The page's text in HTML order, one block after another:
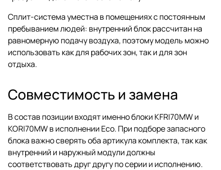
Сплит-система уместна в помещениях с постоянным
пребыванием людей: внутренний блок рассчитан на
равномерную подачу воздуха, поэтому модель можно
использовать как для рабочих зон, так и для зон
отдыха.
Совместимость и замена
В состав позиции входят именно блоки KFRI70MW и
KORI70MW в исполнении Eco. При подборе запасного
блока важно сверять оба артикула комплекта, так как
внутренний и наружный модули должны
соответствовать друг другу по серии и исполнению.